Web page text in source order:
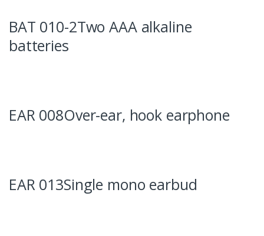
BAT 010-2Two AAA alkaline
batteries
EAR 008Over-ear, hook earphone
EAR 013Single mono earbud